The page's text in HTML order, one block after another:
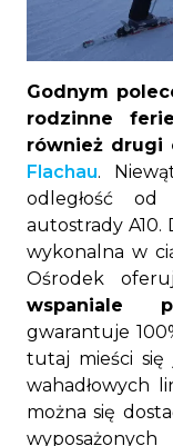
Godnym
rodzinne
również drugi
Flachau.
odległość od
autostrady
wykonalna w
Ośrodek
wspaniale
gwarantuje
tutaj mieści się
wahadłowych
można się